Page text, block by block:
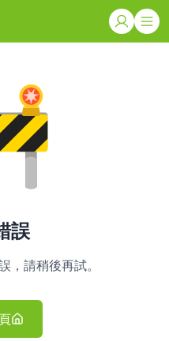
誤
，請稍後再試。